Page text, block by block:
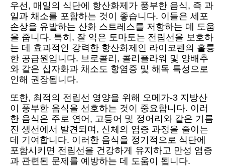
우선, 매일의 식단에 항산화제가 풍부한 음식, 즉 과
일과 채소를 포함하는 것이 좋습니다. 이들은 세포
손상을 유발하는 산화 스트레스를 저항하는 데 도움
을 줍니다. 특히, 잘 익은 토마토는 전립선을 보호하
는 데 효과적인 강력한 항산화제인 라이코펜의 훌륭
한 공급원입니다. 브로콜리, 콜리플라워 및 양배추
와 같은 십자화과 채소도 항염증 및 해독 특성으로
인해 권장됩니다.
또한, 최적의 전립선 영양을 위해 오메가-3 지방산
이 풍부한 음식을 선호하는 것이 중요합니다. 이러
한 음식은 주로 연어, 고등어 및 정어리와 같은 기름
진 생선에서 발견되며, 신체의 염증 과정을 줄이는
데 기여합니다. 이러한 음식을 정기적으로 식단에
포함시키면 전립선을 건강하게 유지하고 만성 염증
과 관련된 문제를 예방하는 데 도움이 됩니다.